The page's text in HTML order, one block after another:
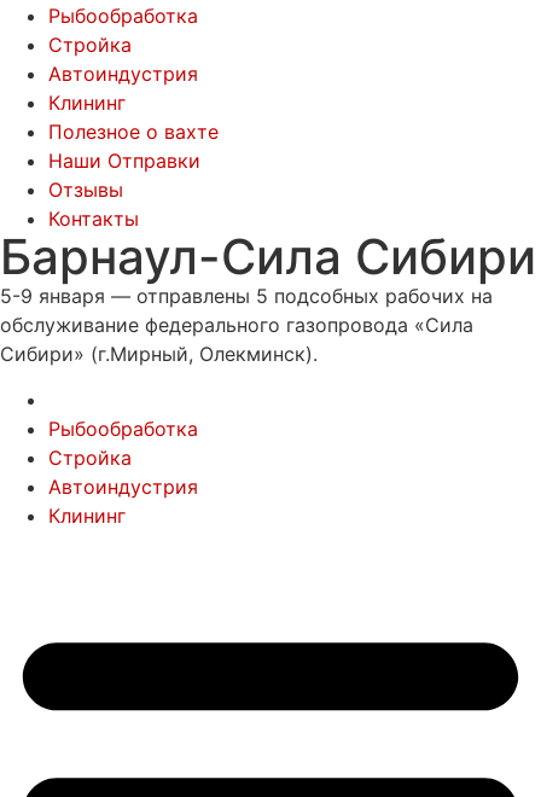
Рыбообработка
Стройка
Автоиндустрия
Клининг
Полезное о вахте
Наши Отправки
Отзывы
Контакты
Барнаул-Сила Сибири
5-9 января — отправлены 5 подсобных рабочих на
обслуживание федерального газопровода «Сила
Сибири» (г.Мирный, Олекминск).
Рыбообработка
Стройка
Автоиндустрия
Клининг